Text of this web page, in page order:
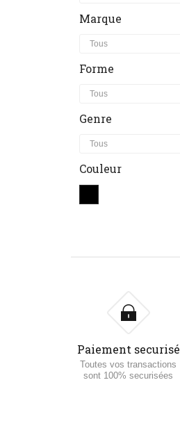
Marque
Forme
Genre
Couleur
Paiement securisé
Toutes vos transactions
sont 100% securisées